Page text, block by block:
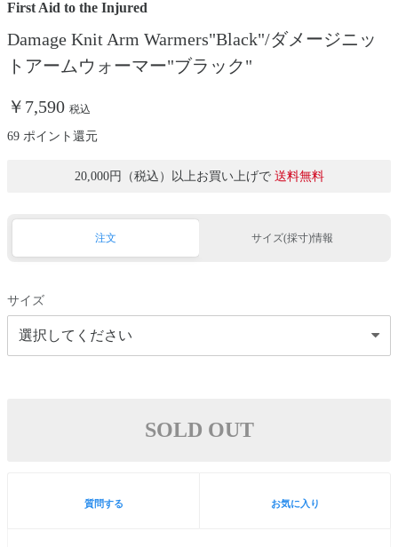
First Aid to the Injured
Damage Knit Arm Warmers"Black"/ダメージニッ
トアームウォーマー"ブラック"
￥7,590 税込
69 ポイント還元
20,000円（税込）以上お買い上げで 送料無料
注文 サイズ(採寸)情報
サイズ
SOLD OUT
質問する お気に入り